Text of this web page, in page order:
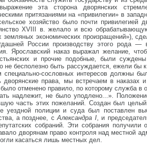
эта сторона дворянских
притязаниями на «привилегии» в
хозяйство было почти привилегией
XVIII в. желало и всю
экономических произращений»),
России производству этого рода —
Ярославский наказ выражал желание,
и прочие подобные, были
бесполезно быть рассуждается, ежели бы
сословных интересов должны
права, мы встречаем в наказах
отменено правило, по которому служба в
надлежит, не было уподлено...».
часть этих пожеланий. Создан был
уездной полиции и суда был поставлен
а позднее, сАлександра I, и
собраний. Эти собрания
дворянам право контроля над местной
касаться лишь местных дел.